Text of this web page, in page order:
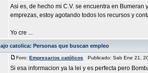
Asi es, de hecho mi C.V. se encuentra en
emprezas, estoy agotando todos los recursos y
Yo cre ...
catolica: Personas que buscan empleo
Foro: Empresarios católicos Publicado: Sab Ene 21,
Si esa informacion ya la lei y es perfecta pero